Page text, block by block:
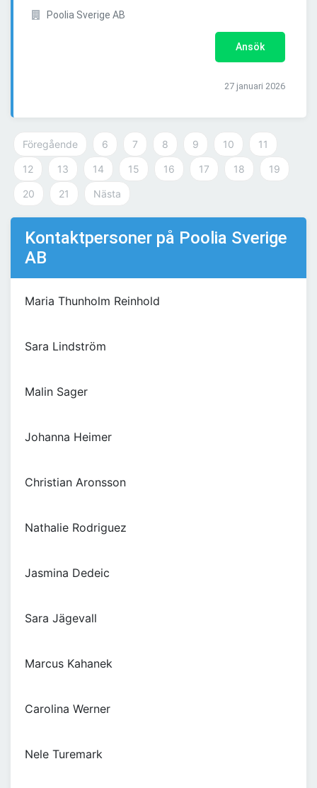
Poolia Sverige AB
Ansök
27 januari 2026
Föregående 6 7 8 9 10 11
12 13 14 15 16 17 18 19
20 21 Nästa
Kontaktpersoner på Poolia Sverige
AB
Maria Thunholm Reinhold
Sara Lindström
Malin Sager
Johanna Heimer
Christian Aronsson
Nathalie Rodriguez
Jasmina Dedeic
Sara Jägevall
Marcus Kahanek
Carolina Werner
Nele Turemark